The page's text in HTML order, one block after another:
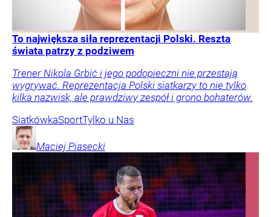
To największa siła reprezentacji Polski. Reszta
świata patrzy z podziwem
Trener Nikola Grbić i jego podopieczni nie przestają
wygrywać. Reprezentacja Polski siatkarzy to nie tylko
kilka nazwisk, ale prawdziwy zespół i grono bohaterów.
SiatkówkaSportTylko u Nas
Maciej Piasecki